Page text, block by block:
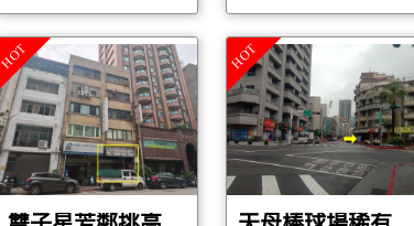
HOT HOT